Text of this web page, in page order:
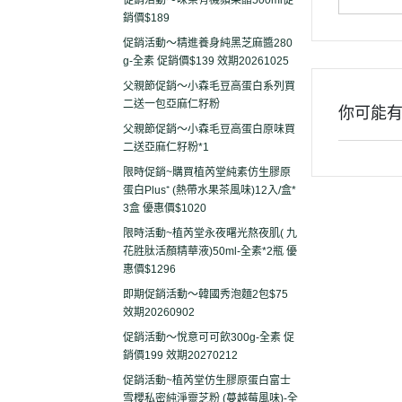
銷價$189
促銷活動～精進養身純黑芝麻醬280
g-全素 促銷價$139 效期20261025
父親節促銷～小森毛豆高蛋白系列買
二送一包亞麻仁籽粉
父親節促銷～小森毛豆高蛋白原味買
二送亞麻仁籽粉*1
限時促銷~購買植芮堂純素仿生膠原
蛋白Plus⁺ (熱帶水果茶風味)12入/盒*
3盒 優惠價$1020
限時活動~植芮堂永夜曙光熬夜肌( 九
花胜肽活顏精華液)50ml-全素*2瓶 優
惠價$1296
即期促銷活動～韓國秀泡麵2包$75
效期20260902
促銷活動～悅意可可飲300g-全素 促
銷價199 效期20270212
促銷活動~植芮堂仿生膠原蛋白富士
雪櫻私密純淨靈芝粉 (蔓越莓風味)-全
你可能